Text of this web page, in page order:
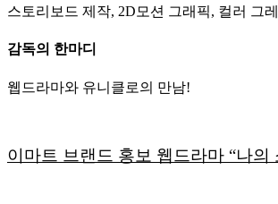
스토리보드 제작, 2D모션 그래픽, 컬러 그
감독의 한마디
웹드라마와 유니클로의 만남!
이마트 브랜드 홍보 웹드라마 “나의